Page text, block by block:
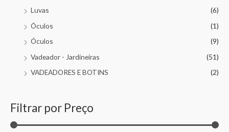
Luvas
(6)
Óculos
(1)
Óculos
(9)
Vadeador - Jardineiras
(51)
VADEADORES E BOTINS
(2)
Filtrar por Preço